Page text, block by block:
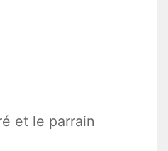
et le parrain